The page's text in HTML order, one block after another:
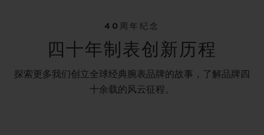
EUR 24,700 •
40周年纪念
四十年制表创新历程
探索更多我们创立全球经典腕表品牌的故事，了解品牌四
十余载的风云征程。